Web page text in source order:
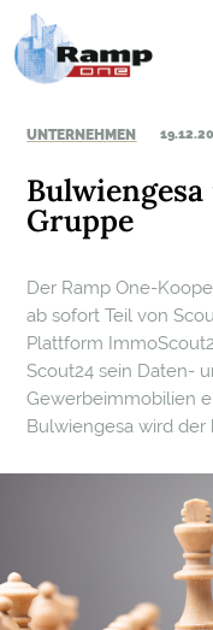
UNTERNEHMEN
Gruppe
Der Ramp One-
ab sofort Teil von
Plattform
Scout24 sein Daten-
Gewerbeimmobilien
Bulwiengesa wird der